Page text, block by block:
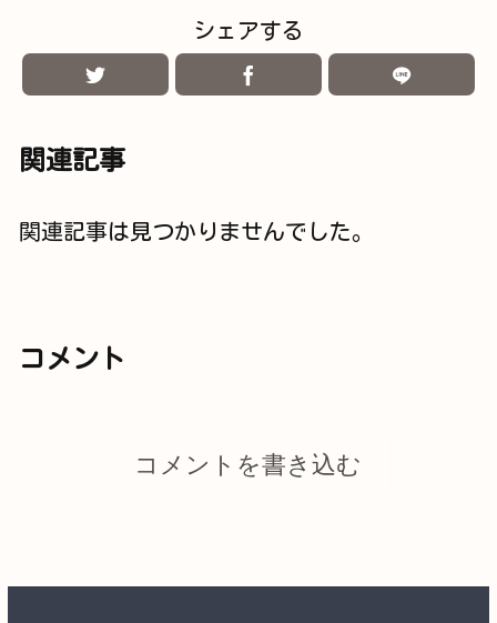
シェアする
関連記事
関連記事は見つかりませんでした。
コメント
コメントを書き込む